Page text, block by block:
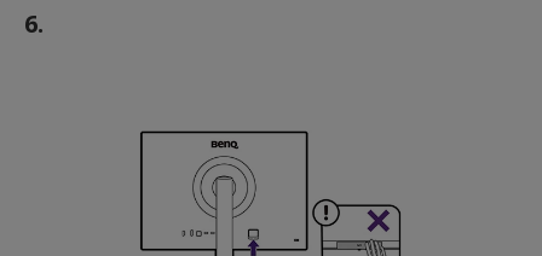
6.